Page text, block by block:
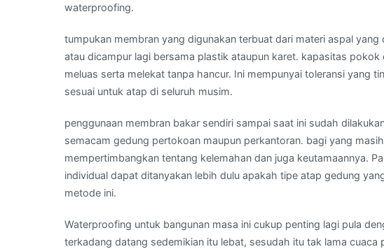
waterproofing.
tumpukan membran yang digunakan terbuat dari materi aspal
atau dicampur lagi bersama plastik ataupun karet. kapasitas
meluas serta melekat tanpa hancur. Ini mempunyai toleransi yang
sesuai untuk atap di seluruh musim.
penggunaan membran bakar sendiri sampai saat ini sudah
semacam gedung pertokoan maupun perkantoran. bagi yang
mempertimbangkan tentang kelemahan dan juga keutamaannya.
individual dapat ditanyakan lebih dulu apakah tipe atap gedung
metode ini.
Waterproofing untuk bangunan masa ini cukup penting lagi pula
terkadang datang sedemikian itu lebat, sesudah itu tak lama